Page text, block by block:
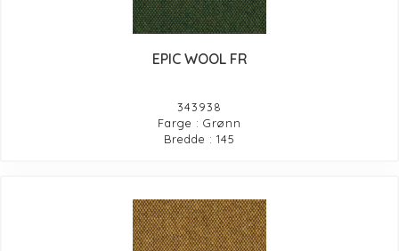
EPIC WOOL FR
343938
Farge : Grønn
Bredde : 145